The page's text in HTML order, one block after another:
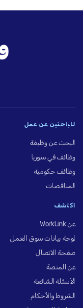
للباحثين عن عمل
البحث عن وظيفة
وظائف في سوريا
وظائف حكومية
المناقصات
اكتشف
عن WorkLink
لوحة بيانات سوق العمل
صفحة الاتصال
عن المنصة
الأسئلة الشائعة
الشروط والأحكام